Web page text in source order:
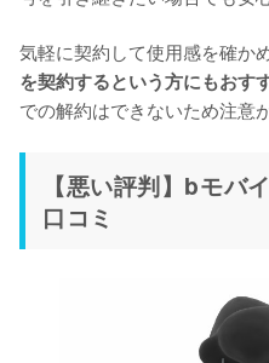
気軽に契約して使用感を確か
を契約するという方にもおす
での解約はできないため注意
【悪い評判】bモバ
口コミ